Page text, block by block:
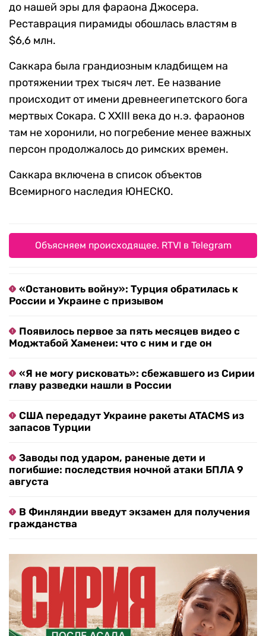
до нашей эры для фараона Джосера.
Реставрация пирамиды обошлась властям в
$6,6 млн.
Саккара была грандиозным кладбищем на
протяжении трех тысяч лет. Ее название
происходит от имени древнеегипетского бога
мертвых Сокара. С XXIII века до н.э. фараонов
там не хоронили, но погребение менее важных
персон продолжалось до римских времен.
Саккара включена в список объектов
Всемирного наследия ЮНЕСКО.
Объясняем происходящее. RTVI в Telegram
«Остановить войну»: Турция обратилась к
России и Украине с призывом
Появилось первое за пять месяцев видео с
Моджтабой Хаменеи: что с ним и где он
«Я не могу рисковать»: сбежавшего из Сирии
главу разведки нашли в России
США передадут Украине ракеты ATACMS из
запасов Турции
Заводы под ударом, раненые дети и
погибшие: последствия ночной атаки БПЛА 9
августа
В Финляндии введут экзамен для получения
гражданства